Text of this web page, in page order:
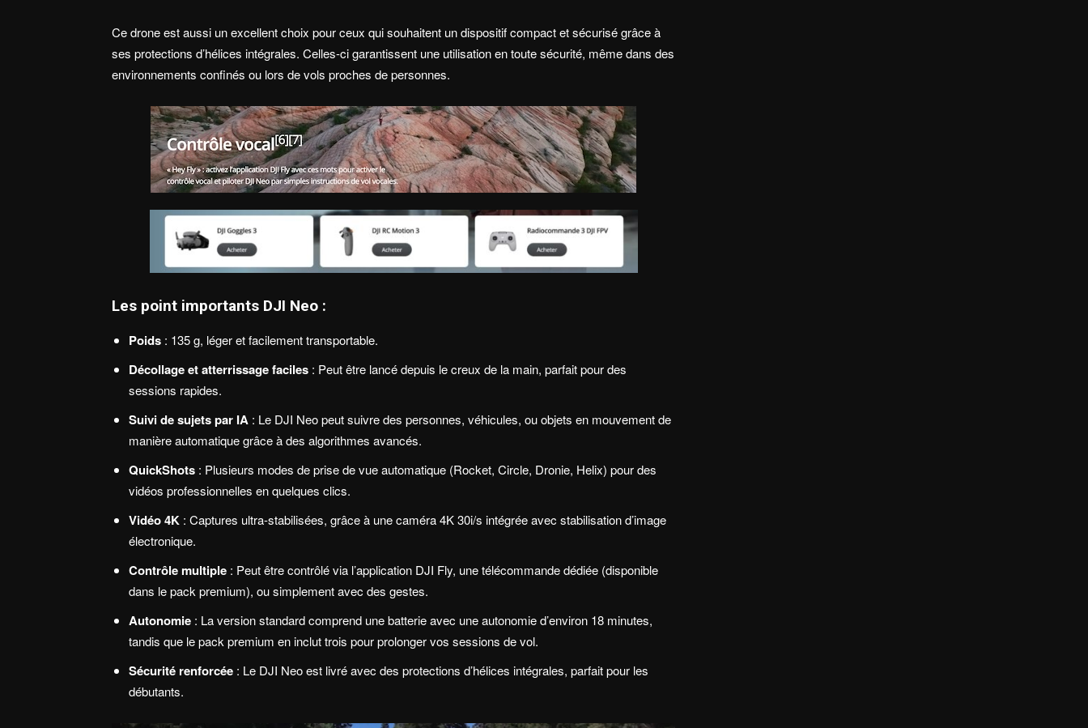
Ce drone est aussi un excellent choix pour ceux qui souhaitent un dispositif compact et sécurisé grâce à
ses protections d’hélices intégrales. Celles-ci garantissent une utilisation en toute sécurité, même dans des
environnements confinés ou lors de vols proches de personnes.
Les point importants DJI Neo :
Poids : 135 g, léger et facilement transportable.
Décollage et atterrissage faciles : Peut être lancé depuis le creux de la main, parfait pour des
sessions rapides.
Suivi de sujets par IA : Le DJI Neo peut suivre des personnes, véhicules, ou objets en mouvement de
manière automatique grâce à des algorithmes avancés.
QuickShots : Plusieurs modes de prise de vue automatique (Rocket, Circle, Dronie, Helix) pour des
vidéos professionnelles en quelques clics.
Vidéo 4K : Captures ultra-stabilisées, grâce à une caméra 4K 30i/s intégrée avec stabilisation d’image
électronique.
Contrôle multiple : Peut être contrôlé via l’application DJI Fly, une télécommande dédiée (disponible
dans le pack premium), ou simplement avec des gestes.
Autonomie : La version standard comprend une batterie avec une autonomie d’environ 18 minutes,
tandis que le pack premium en inclut trois pour prolonger vos sessions de vol.
Sécurité renforcée : Le DJI Neo est livré avec des protections d’hélices intégrales, parfait pour les
débutants.